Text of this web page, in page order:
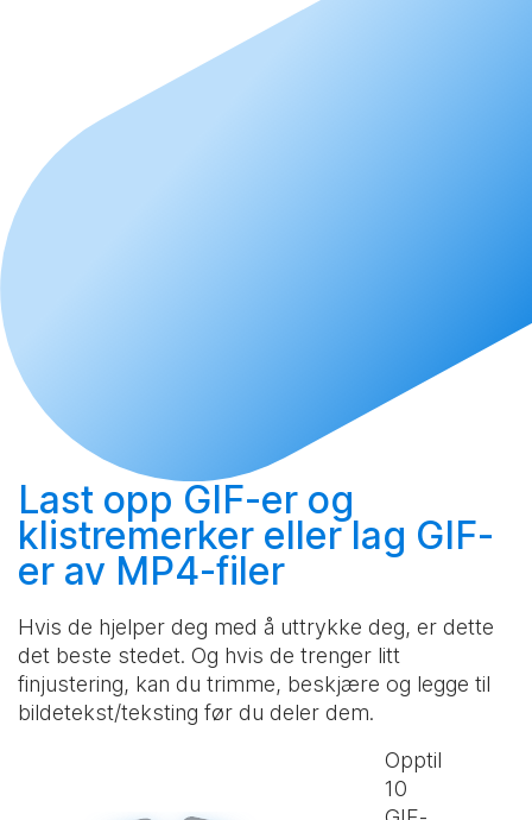
Last opp GIF-er og
klistremerker ellerlag GIF-
er av MP4-filer
Hvis de hjelper deg med å uttrykke deg, er dette
det beste stedet. Og hvis de trenger litt
finjustering, kan du trimme, beskjære og legge til
bildetekst/teksting før du deler dem.
Opptil
10